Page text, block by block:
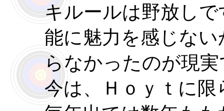
キルールは野放し
能に魅力を感じな
らなかったのが現
今は、Ｈｏｙｔに